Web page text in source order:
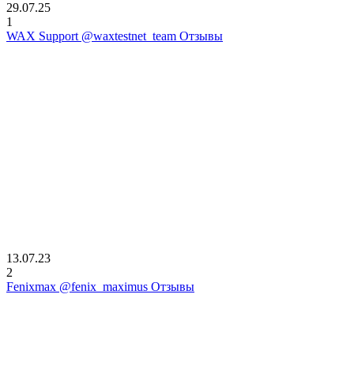
29.07.25
1
WAX Support @waxtestnet_team Отзывы
13.07.23
2
Fenixmax @fenix_maximus Отзывы